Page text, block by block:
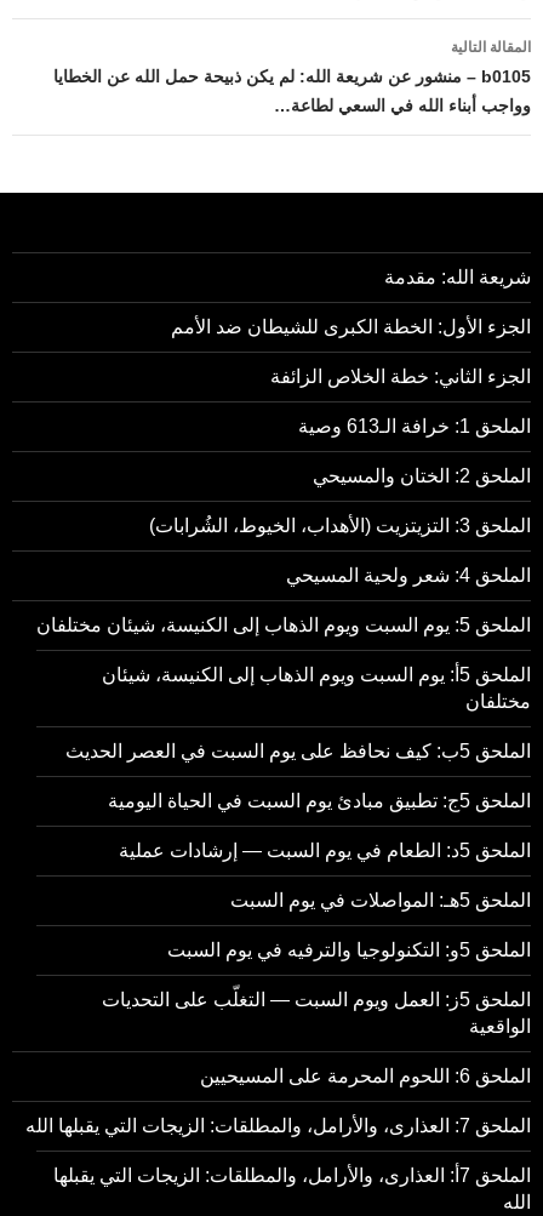
المقالة التالية
b0105 – منشور عن شريعة الله: لم يكن ذبيحة حمل الله عن الخطايا
وواجب أبناء الله في السعي لطاعة…
شريعة الله: مقدمة
الجزء الأول: الخطة الكبرى للشيطان ضد الأمم
الجزء الثاني: خطة الخلاص الزائفة
الملحق 1: خرافة الـ613 وصية
الملحق 2: الختان والمسيحي
الملحق 3: التزيتزيت (الأهداب، الخيوط، الشُرابات)
الملحق 4: شعر ولحية المسيحي
الملحق 5: يوم السبت ويوم الذهاب إلى الكنيسة، شيئان مختلفان
الملحق 5أ: يوم السبت ويوم الذهاب إلى الكنيسة، شيئان
مختلفان
الملحق 5ب: كيف نحافظ على يوم السبت في العصر الحديث
الملحق 5ج: تطبيق مبادئ يوم السبت في الحياة اليومية
الملحق 5د: الطعام في يوم السبت — إرشادات عملية
الملحق 5هـ: المواصلات في يوم السبت
الملحق 5و: التكنولوجيا والترفيه في يوم السبت
الملحق 5ز: العمل ويوم السبت — التغلّب على التحديات
الواقعية
الملحق 6: اللحوم المحرمة على المسيحيين
الملحق 7: العذارى، والأرامل، والمطلقات: الزيجات التي يقبلها الله
الملحق 7أ: العذارى، والأرامل، والمطلقات: الزيجات التي يقبلها
الله